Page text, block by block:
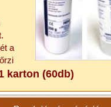
a
karton (60db)